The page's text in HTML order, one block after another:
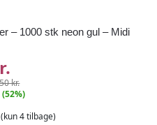
– 1000 stk neon gul – Midi
kr.
(kun 4 tilbage)